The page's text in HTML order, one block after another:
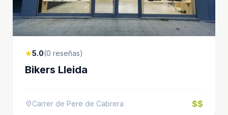
star5.0(0 reseñas)
Bikers Lleida
location_onCarrer de Pere de Cabrera $$